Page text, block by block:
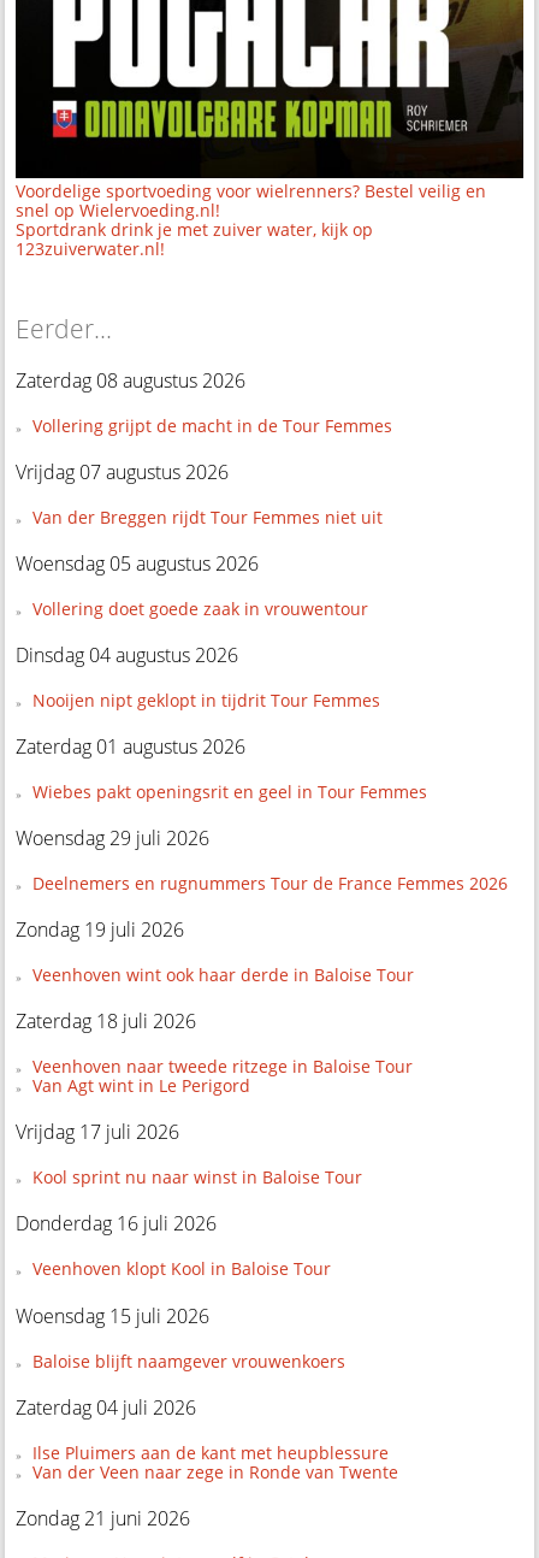
Voordelige sportvoeding voor wielrenners? Bestel veilig en
snel op Wielervoeding.nl!
Sportdrank drink je met zuiver water, kijk op
123zuiverwater.nl!
Eerder...
Zaterdag 08 augustus 2026
Vollering grijpt de macht in de Tour Femmes
Vrijdag 07 augustus 2026
Van der Breggen rijdt Tour Femmes niet uit
Woensdag 05 augustus 2026
Vollering doet goede zaak in vrouwentour
Dinsdag 04 augustus 2026
Nooijen nipt geklopt in tijdrit Tour Femmes
Zaterdag 01 augustus 2026
Wiebes pakt openingsrit en geel in Tour Femmes
Woensdag 29 juli 2026
Deelnemers en rugnummers Tour de France Femmes 2026
Zondag 19 juli 2026
Veenhoven wint ook haar derde in Baloise Tour
Zaterdag 18 juli 2026
Veenhoven naar tweede ritzege in Baloise Tour
Van Agt wint in Le Perigord
Vrijdag 17 juli 2026
Kool sprint nu naar winst in Baloise Tour
Donderdag 16 juli 2026
Veenhoven klopt Kool in Baloise Tour
Woensdag 15 juli 2026
Baloise blijft naamgever vrouwenkoers
Zaterdag 04 juli 2026
Ilse Pluimers aan de kant met heupblessure
Van der Veen naar zege in Ronde van Twente
Zondag 21 juni 2026